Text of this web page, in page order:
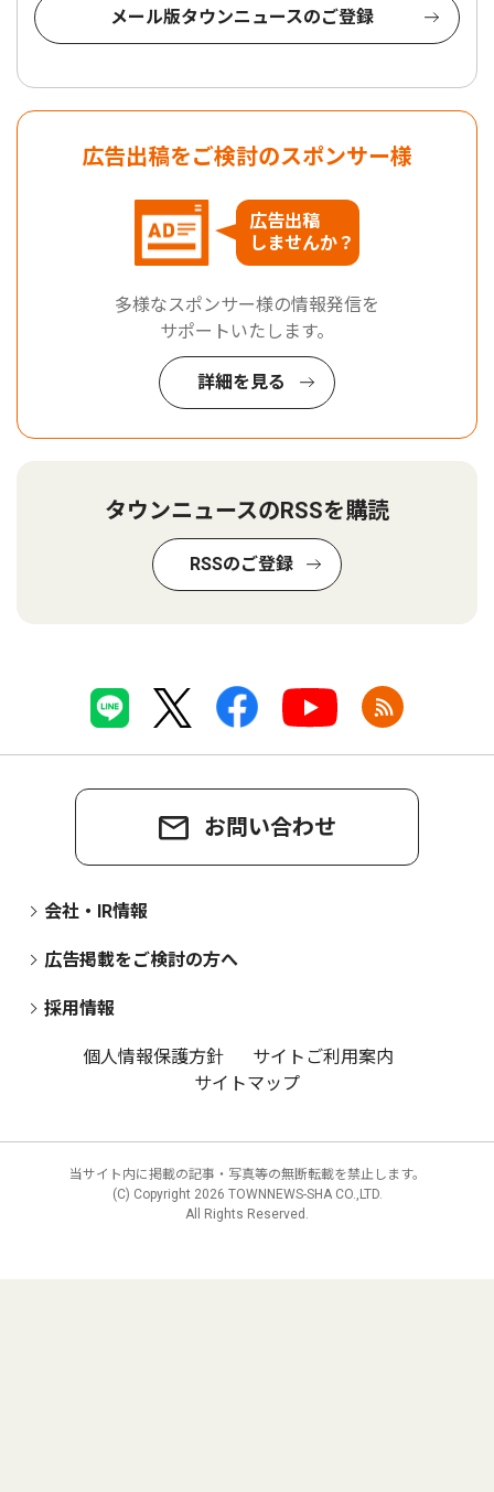
メール版タウンニュースのご登録
広告出稿をご検討のスポンサー様
広告出稿
しませんか？
多様なスポンサー様の情報発信を
サポートいたします。
詳細を見る
タウンニュースのRSSを購読
RSSのご登録
お問い合わせ
会社・IR情報
広告掲載をご検討の方へ
採用情報
個人情報保護方針
サイトご利用案内
サイトマップ
当サイト内に掲載の記事・写真等の無断転載を禁止します。
(C) Copyright 2026 TOWNNEWS-SHA CO.,LTD.
All Rights Reserved.